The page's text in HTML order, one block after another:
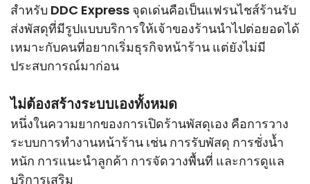
สำหรับ DDC Express จุดเด่นคือเป็นแฟรนไชส์ร้านรับ
ส่งพัสดุที่มีรูปแบบบริการให้เจ้าของร้านนำไปต่อยอดได้
เหมาะกับคนที่อยากเริ่มธุรกิจหน้าร้าน แต่ยังไม่มี
ประสบการณ์มาก่อน
ไม่ต้องสร้างระบบเองทั้งหมด
หนึ่งในความยากของการเปิดร้านพัสดุเอง คือการวาง
ระบบการทำงานหน้าร้าน เช่น การรับพัสดุ การชั่งน้ำ
หนัก การแนะนำลูกค้า การจัดวางพื้นที่ และการดูแล
บริการเสริม